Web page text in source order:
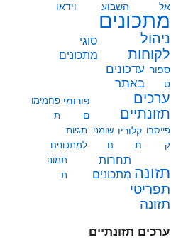
אל
השבוע
וידאו
מתכונים
ניהול
לקוחות
סוגי
מתכונים
ספור
ט
עדכונים
באתר
ערכים
תזונתיים
פורומי
ם
פחמימו
ת
פייסבו
ק
קלוריו
ת
שומני
ם
תגיות
למתכונים
תזונה
תחרות
מתכונים
תמונו
ת
תפריטי
תזונה
ערכים תזונתיים